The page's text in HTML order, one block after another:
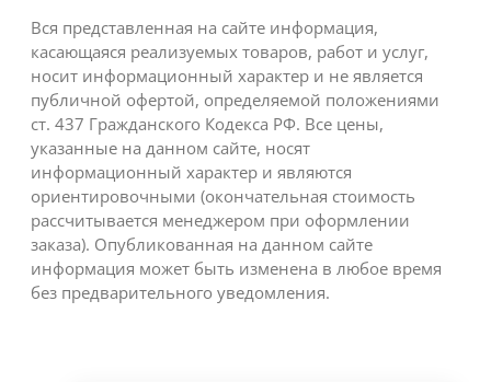
Вся представленная на сайте информация,
касающаяся реализуемых товаров, работ и услуг,
носит информационный характер и не является
публичной офертой, определяемой положениями
ст. 437 Гражданского Кодекса РФ. Все цены,
указанные на данном сайте, носят
информационный характер и являются
ориентировочными (окончательная стоимость
рассчитывается менеджером при оформлении
заказа). Опубликованная на данном сайте
информация может быть изменена в любое время
без предварительного уведомления.